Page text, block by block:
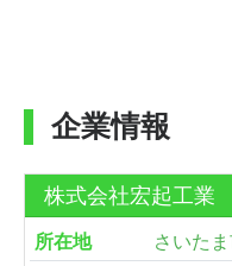
企業情報
株式会社宏起工業
所在地
さいた